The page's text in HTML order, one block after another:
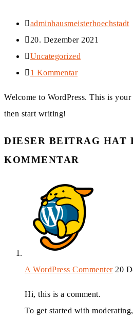
Beitrags-
Autor:
adminhausmeisterhoechstadt
Beitrag
veröffentlicht:
20. Dezember 2021
Beitrags-
Kategorie:
Uncategorized
Beitrags-
1 Kommentar
Welcome to WordPress. This is
then start writing!
DIESER BEITRAG HAT
KOMMENTAR
A WordPress Commenter 20
Hi, this is a comment.
To get started with